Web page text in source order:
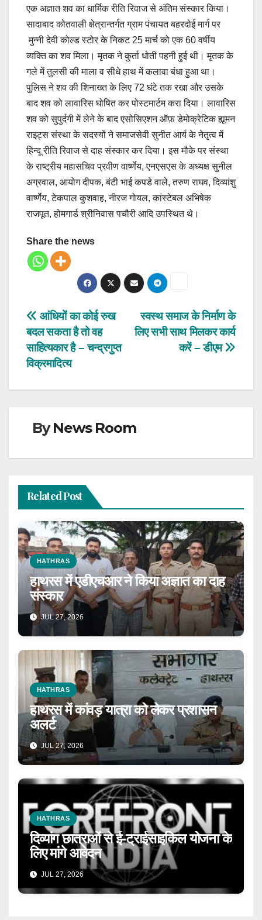
एक अज्ञात शव का धार्मिक रीति रिवाज से अंतिम संस्कार किया।
सादाबाद कोतवाली क्षेत्रान्तर्गत ग्राम पंचायत बहरदोई मार्ग पर
मुन्नी देवी कोल्ड स्टोर के निकट 25 मार्च को एक 60 वर्षीय
व्यक्ति का शव मिला। मृतक ने कुर्ता धोती पहनी हुई थी। मृतक के
गले में तुलसी की माला व सीधे हाथ में कलावा बंधा हुआ था।
पुलिस ने शव की शिनाख्त के लिए 72 घंटे तक रखा और उसके
बाद शव को लावारिस घोषित कर पोस्टमार्टम करा दिया। लावारिस
शव को सुपुर्दगी में लेने के बाद एसोसिएशन ऑफ़ डेमोक्रेटिक ह्यूमन
राइट्स संस्था के सदस्यों ने समाजसेवी सुनीत आर्य के नेतृत्व में
हिन्दू रीति रिवाज से दाह संस्कार कर दिया। इस मौके पर संस्था
के राष्ट्रीय महासचिव प्रवीण वार्ष्णेय, एनएसएस के अध्यक्ष सुनील
अग्रवाल, आयोग दीपक, बंटी भाई कपडे वाले, तरुण राघव, दिव्यांशु
वार्ष्णेय, टेकपाल कुशवाह, नीरज गोयल, कांस्टेबल अभिषेक
राजपूत, होमगार्ड श्रीनिवास पचौरी आदि उपस्थित थे।
Share the news
Post
navigation
स्वस्थ समाज के निर्माण के
लिए सभी साथ मिलकर कार्य
करें – डीएम
आंधियों का कोई रुख
बदल सकता है तो वह
साहित्यकार है – चन्द्रगुप्त
विक्रमादित्य
ByNews Room
Related Post
HATHRAS
हाथरस में एडीएचआर ने किया अज्ञात का दाह
संस्कार
JUL 27, 2026
HATHRAS
हाथरस में कांवड़ यात्रा को लेकर प्रशासन
अलर्ट
JUL 27, 2026
HATHRAS
दिव्यांग छात्राओं से ई-ट्राईसाइकिल योजना के
लिए मांगे आवेदन
JUL 27, 2026